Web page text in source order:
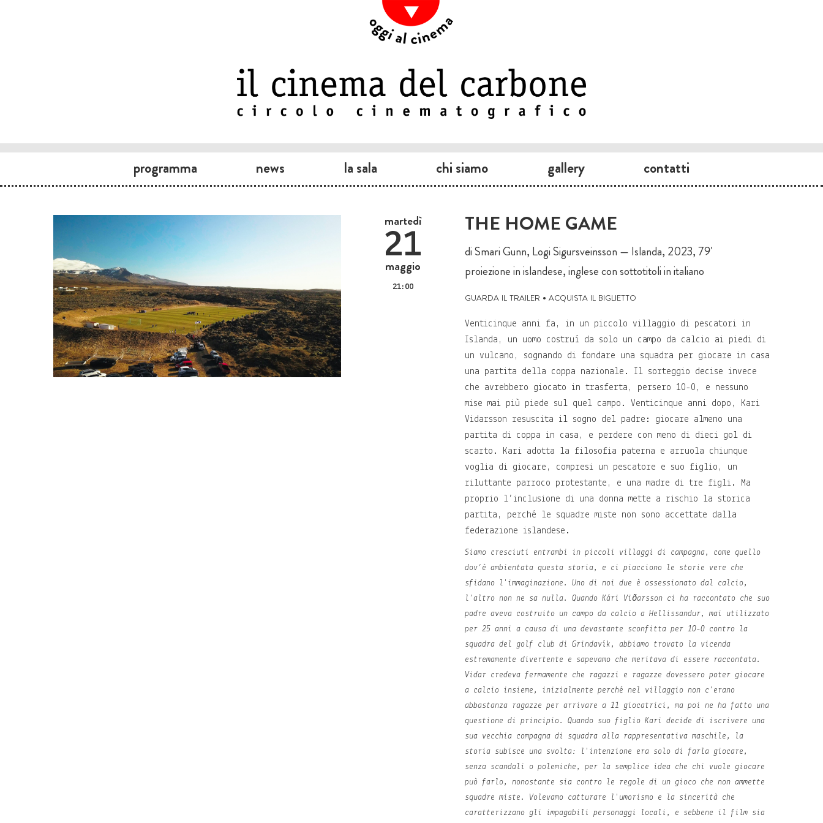
programma news la sala chi siamo gallery contatti
martedì
21
maggio
21:00
THE HOME GAME
di Smari Gunn, Logi Sigursveinsson — Islanda, 2023, 79'
proiezione in islandese, inglese con sottotitoli in italiano
guarda il trailer •acquista il biglietto
Venticinque anni fa, in un piccolo villaggio di pescatori in
Islanda, un uomo costruì da solo un campo da calcio ai piedi di
un vulcano, sognando di fondare una squadra per giocare in casa
una partita della coppa nazionale. Il sorteggio decise invece
che avrebbero giocato in trasferta, persero 10-0, e nessuno
mise mai più piede sul quel campo. Venticinque anni dopo, Kari
Vidarsson resuscita il sogno del padre: giocare almeno una
partita di coppa in casa, e perdere con meno di dieci gol di
scarto. Kari adotta la filosofia paterna e arruola chiunque
voglia di giocare, compresi un pescatore e suo figlio, un
riluttante parroco protestante, e una madre di tre figli. Ma
proprio l’inclusione di una donna mette a rischio la storica
partita, perché le squadre miste non sono accettate dalla
federazione islandese.
Siamo cresciuti entrambi in piccoli villaggi di campagna, come quello
dov’è ambientata questa storia, e ci piacciono le storie vere che
sfidano l'immaginazione. Uno di noi due è ossessionato dal calcio,
l'altro non ne sa nulla. Quando Kári Viðarsson ci ha raccontato che suo
padre aveva costruito un campo da calcio a Hellissandur, mai utilizzato
per 25 anni a causa di una devastante sconfitta per 10-0 contro la
squadra del golf club di Grindavík, abbiamo trovato la vicenda
estremamente divertente e sapevamo che meritava di essere raccontata.
Vidar credeva fermamente che ragazzi e ragazze dovessero poter giocare
a calcio insieme, inizialmente perché nel villaggio non c'erano
abbastanza ragazze per arrivare a 11 giocatrici, ma poi ne ha fatto una
questione di principio. Quando suo figlio Kari decide di iscrivere una
sua vecchia compagna di squadra alla rappresentativa maschile, la
storia subisce una svolta: l'intenzione era solo di farla giocare,
senza scandali o polemiche, per la semplice idea che chi vuole giocare
può farlo, nonostante sia contro le regole di un gioco che non ammette
squadre miste. Volevamo catturare l'umorismo e la sincerità che
caratterizzano gli impagabili personaggi locali, e sebbene il film sia